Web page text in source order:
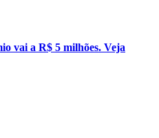
vai a R$ 5 milhões. Veja